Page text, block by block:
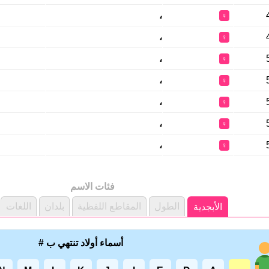
♀ ،
♀ ،
♀ ،
♀ ،
♀ ،
♀ ،
♀ ،
فئات الاسم
الأبجدية
الطول المقاطع اللفظية بلدان اللغات
أسماء أولاد تنتهي ب #